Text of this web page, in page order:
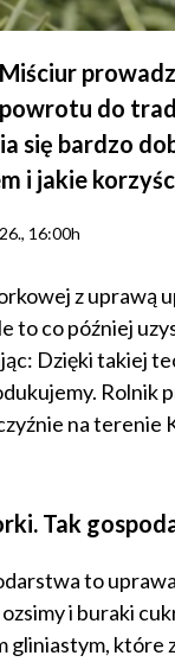
do
się bardzo
i jakie
16:00h
z uprawą
to co później
Dzięki takiej
Rolnik
na
Tak
to
i buraki
gliniastym, które